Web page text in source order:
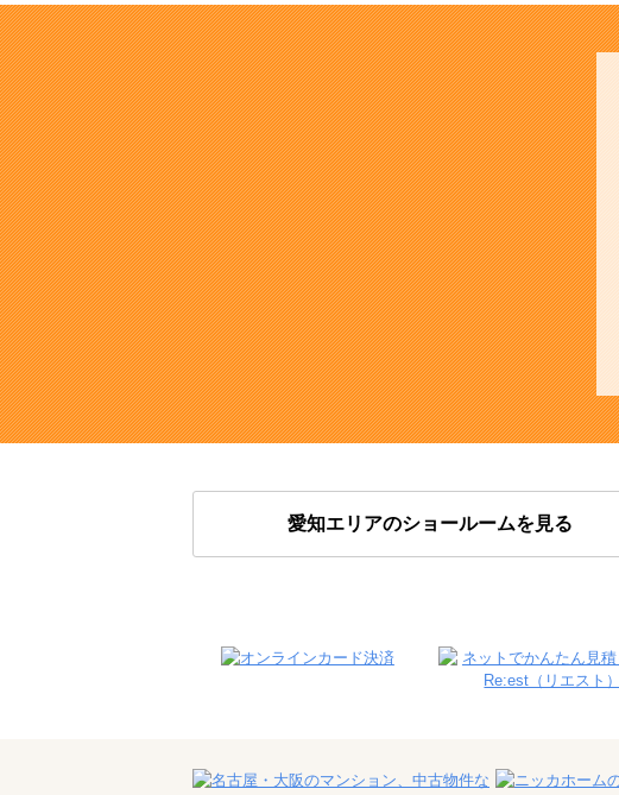
愛知エリアのショールームを見る